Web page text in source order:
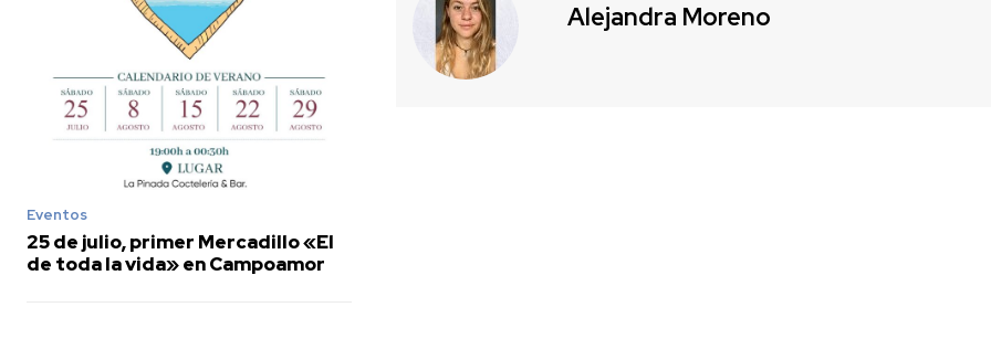
Eventos
25 de julio, primer Mercadillo «El
de toda la vida» en Campoamor
Alejandra Moreno